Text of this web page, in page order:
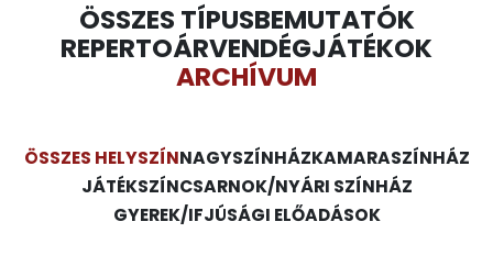
ÖSSZES TÍPUSBEMUTATÓK
REPERTOÁRVENDÉGJÁTÉKOK
ARCHÍVUM
ÖSSZES HELYSZÍNNAGYSZÍNHÁZKAMARASZÍNHÁZ
JÁTÉKSZÍNCSARNOK/NYÁRI SZÍNHÁZ
GYEREK/IFJÚSÁGI ELŐADÁSOK